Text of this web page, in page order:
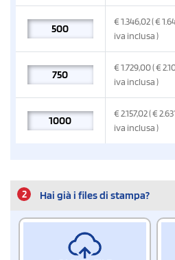
€1.346,02( €
iva inclusa)
€1.729,00( €
iva inclusa)
€2.157,02( €
iva inclusa)
2 Hai già i files di stampa?